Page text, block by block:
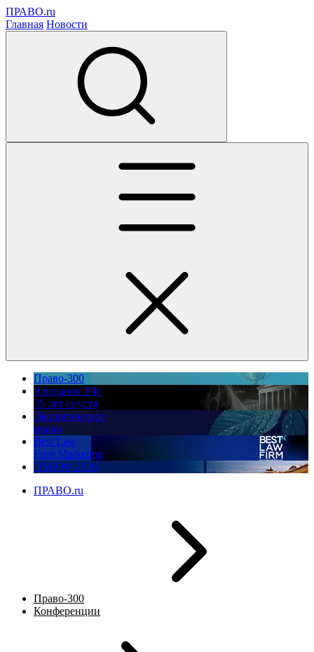
ПРАВО.ru
Главная Новости
Право-300
Юррынок РФ:
35 лет спустя
Экологическое
право
Best Law
Firm Marketing
ПМЮФ 2026
ПРАВО.ru
Право-300
Конференции